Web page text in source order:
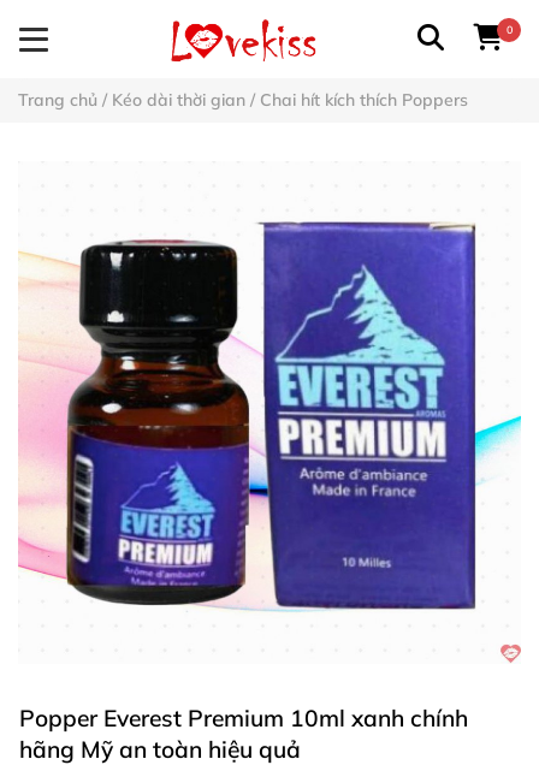
0
Trang chủ / Kéo dài thời gian / Chai hít kích thích Poppers
Popper Everest Premium 10ml xanh chính
hãng Mỹ an toàn hiệu quả